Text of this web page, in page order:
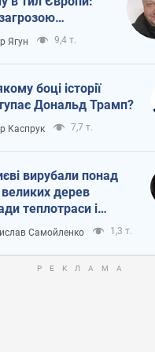
логістика
Ягун 9,4 т.
боці історії
Дональд Трамп?
Каспрук 7,7 т.
вирубали понад
дерев
теплотраси і
Генплану
Самойленко 1,3 т.